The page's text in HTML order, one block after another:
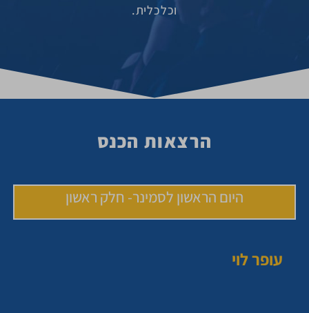
וכלכלית.
הרצאות הכנס
היום הראשון לסמינר- חלק ראשון
עופר לוי